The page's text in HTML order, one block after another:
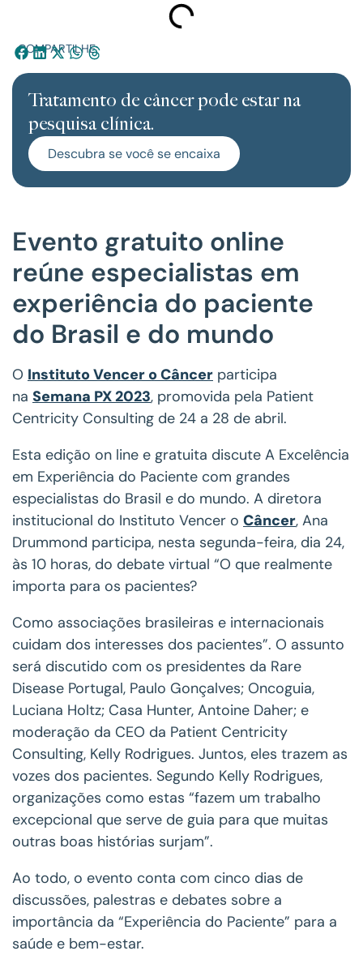
COMPARTILHE:
Tratamento de câncer pode estar na
pesquisa clínica.
Descubra se você se encaixa
Evento gratuito online
reúne especialistas em
experiência do paciente
do Brasil e do mundo
O Instituto Vencer o Câncer participa
na Semana PX 2023, promovida pela Patient
Centricity Consulting de 24 a 28 de abril.
Esta edição on line e gratuita discute A Excelência
em Experiência do Paciente com grandes
especialistas do Brasil e do mundo. A diretora
institucional do Instituto Vencer o Câncer, Ana
Drummond participa, nesta segunda-feira, dia 24,
às 10 horas, do debate virtual “O que realmente
importa para os pacientes?
Como associações brasileiras e internacionais
cuidam dos interesses dos pacientes”. O assunto
será discutido com os presidentes da Rare
Disease Portugal, Paulo Gonçalves; Oncoguia,
Luciana Holtz; Casa Hunter, Antoine Daher; e
moderação da CEO da Patient Centricity
Consulting, Kelly Rodrigues. Juntos, eles trazem as
vozes dos pacientes. Segundo Kelly Rodrigues,
organizações como estas “fazem um trabalho
excepcional que serve de guia para que muitas
outras boas histórias surjam”.
Ao todo, o evento conta com cinco dias de
discussões, palestras e debates sobre a
importância da “Experiência do Paciente” para a
saúde e bem-estar.